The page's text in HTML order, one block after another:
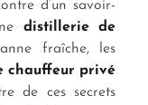
d’un savoir-
distillerie de
fraîche, les
chauffeur privé
de ces secrets